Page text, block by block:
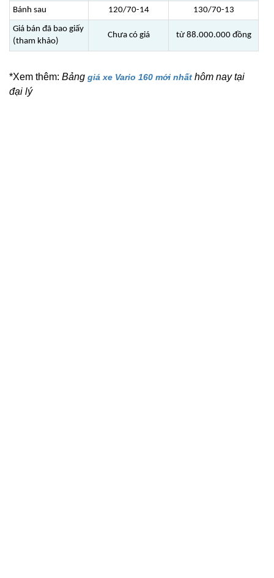
Bánh sau 120/70-14 130/70-13
Giá bán đã bao giấy
(tham khảo)
Chưa có giá từ 88.000.000 đồng
*Xem thêm: Bảng giá xe Vario 160 mới nhất hôm nay tại
đại lý